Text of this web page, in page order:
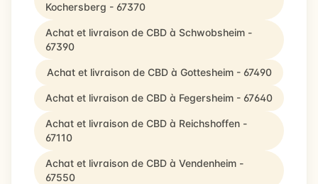
Kochersberg - 67370
Achat et livraison de CBD à Schwobsheim -
67390
Achat et livraison de CBD à Gottesheim - 67490
Achat et livraison de CBD à Fegersheim - 67640
Achat et livraison de CBD à Reichshoffen -
67110
Achat et livraison de CBD à Vendenheim -
67550